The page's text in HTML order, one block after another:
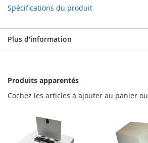
Spécifications du produit
Plus d’information
Produits apparentés
Cochez les articles à ajouter au panier ou